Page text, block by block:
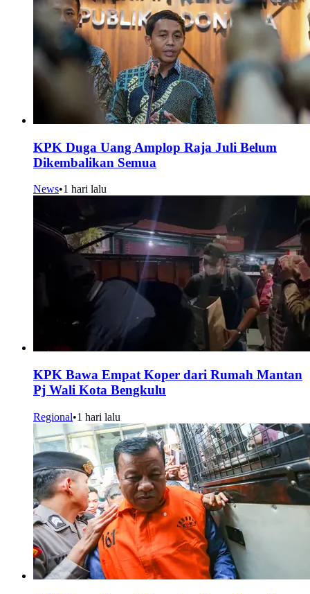
KPK Duga Uang Amplop Raja Juli Belum
Dikembalikan Semua
News•1 hari lalu
KPK Bawa Empat Koper dari Rumah Mantan
Pj Wali Kota Bengkulu
Regional•1 hari lalu